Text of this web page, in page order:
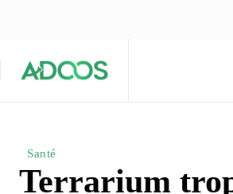
Santé
Terrarium